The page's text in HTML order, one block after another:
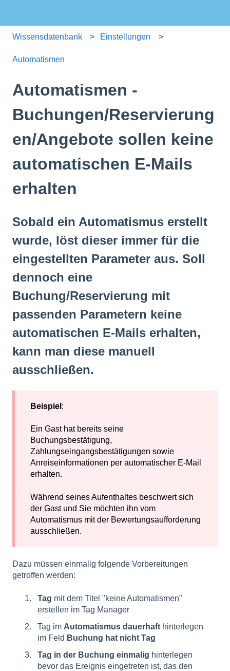
Wissensdatenbank Einstellungen
Automatismen
Automatismen -
Buchungen/Reservierung
en/Angebote sollen keine
automatischen E-Mails
erhalten
Sobald ein Automatismus erstellt
wurde, löst dieser immer für die
eingestellten Parameter aus. Soll
dennoch eine
Buchung/Reservierung mit
passenden Parametern keine
automatischen E-Mails erhalten,
kann man diese manuell
ausschließen.
Beispiel :
Ein Gast hat bereits seine
Buchungsbestätigung,
Zahlungseingangsbestätigungen sowie
Anreiseinformationen per automatischer E-Mail
erhalten.
Während seines Aufenthaltes beschwert sich
der Gast und Sie möchten ihn vom
Automatismus mit der Bewertungsaufforderung
ausschließen.
Dazu müssen einmalig folgende Vorbereitungen
getroffen werden:
Tag mit dem Titel "keine Automatismen"
erstellen im Tag Manager
Tag im Automatismus dauerhaft hinterlegen
im Feld Buchung hat nicht Tag
Tag in der Buchung einmalig hinterlegen
bevor das Ereignis eingetreten ist, das den